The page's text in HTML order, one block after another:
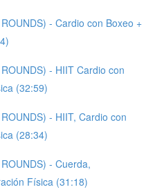
- Cardio con Boxeo +
- HIIT Cardio con
(32:59)
- HIIT, Cardio con
(28:34)
- Cuerda,
Física (31:18)